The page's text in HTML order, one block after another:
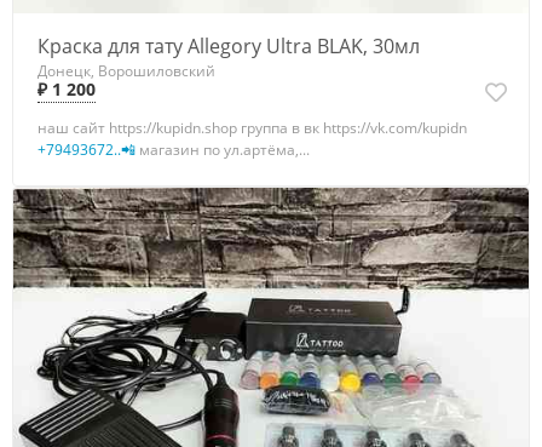
Краска для тату Allegory Ultra BLAK, 30мл
Донецк, Ворошиловский
₽ 1 200
наш сайт https://kupidn.shop группа в вк https://vk.com/kupidn
+79493672..📲 магазин по ул.артёма,...